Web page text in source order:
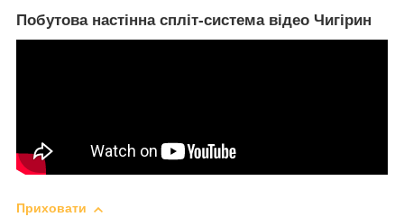
Побутова настінна спліт-система відео Чигірин
Приховати